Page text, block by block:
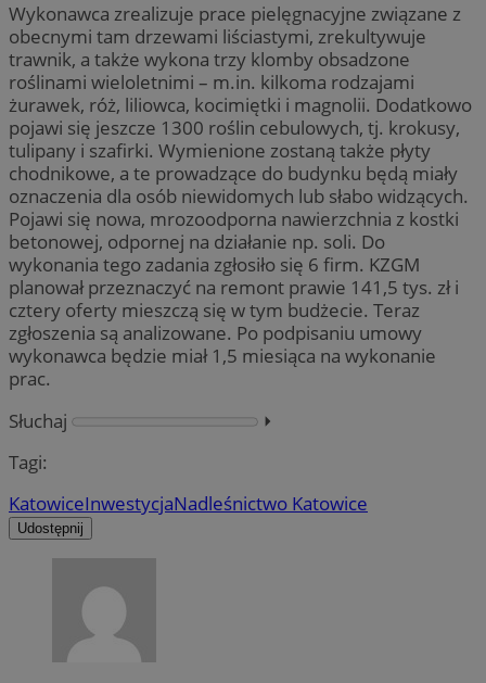
Wykonawca zrealizuje prace pielęgnacyjne związane z
obecnymi tam drzewami liściastymi, zrekultywuje
trawnik, a także wykona trzy klomby obsadzone
roślinami wieloletnimi – m.in. kilkoma rodzajami
żurawek, róż, liliowca, kocimiętki i magnolii. Dodatkowo
pojawi się jeszcze 1300 roślin cebulowych, tj. krokusy,
tulipany i szafirki. Wymienione zostaną także płyty
chodnikowe, a te prowadzące do budynku będą miały
oznaczenia dla osób niewidomych lub słabo widzących.
Pojawi się nowa, mrozoodporna nawierzchnia z kostki
betonowej, odpornej na działanie np. soli. Do
wykonania tego zadania zgłosiło się 6 firm. KZGM
planował przeznaczyć na remont prawie 141,5 tys. zł i
cztery oferty mieszczą się w tym budżecie. Teraz
zgłoszenia są analizowane. Po podpisaniu umowy
wykonawca będzie miał 1,5 miesiąca na wykonanie
prac.
Słuchaj
⏵︎
Tagi:
KatowiceInwestycjaNadleśnictwo Katowice
Udostępnij